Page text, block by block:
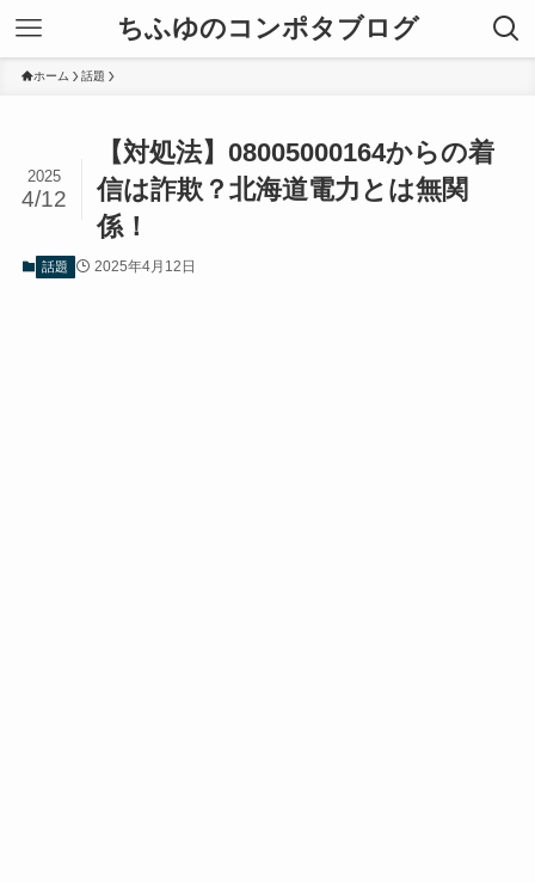
ちふゆのコンポタブログ
ホーム 話題
【対処法】08005000164からの着
信は詐欺？北海道電力とは無関
係！
2025
4/12
話題 2025年4月12日